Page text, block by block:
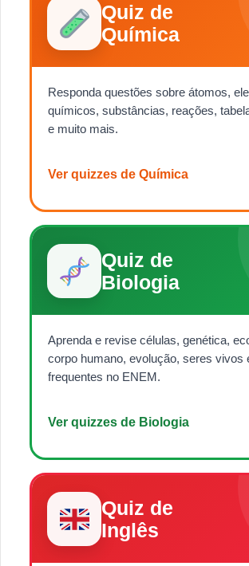
Quiz de
Química
Responda questões sobre átomos,
químicos, substâncias, reações,
e muito mais.
Ver quizzes de Química
Quiz de
Biologia
Aprenda e revise células, genética,
corpo humano, evolução, seres vivos
frequentes no ENEM.
Ver quizzes de Biologia
Quiz de
Inglês